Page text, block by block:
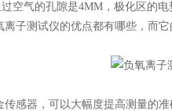
空气的孔隙是4MM，极化区的
子测试仪的优点都有哪些，而它
器，可以大幅度提高测量的准